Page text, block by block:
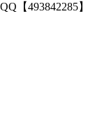
【493842285】